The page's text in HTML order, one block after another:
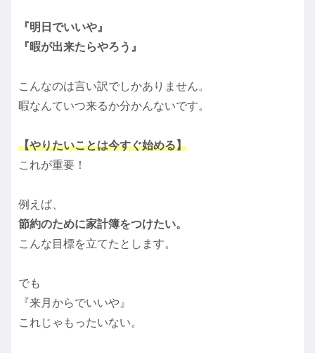
『明日でいいや』
『暇が出来たらやろう』
こんなのは言い訳でしかありません。
暇なんていつ来るか分かんないです。
【やりたいことは今すぐ始める】
これが重要！
例えば、
節約のために家計簿をつけたい。
こんな目標を立てたとします。
でも
『来月からでいいや』
これじゃもったいない。